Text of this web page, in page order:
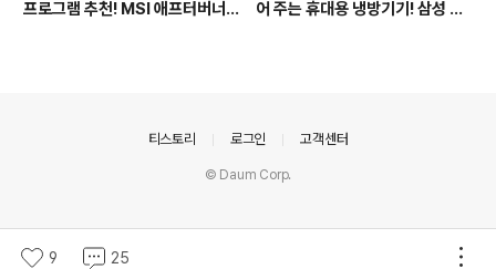
프로그램 추천! MSI 애프터버너
어 주는 휴대용 냉방기기! 삼성 포
9 25
티스토리 로그인 고객센터
© Daum Corp.